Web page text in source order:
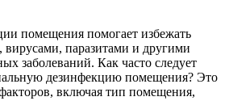
помещения помогает избежать
вирусами, паразитами и другими
заболеваний. Как часто следует
дезинфекцию помещения? Это
включая тип помещения,